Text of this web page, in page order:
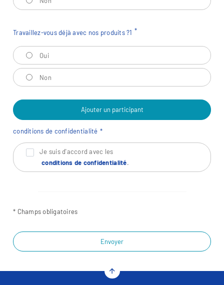
Ajouter un participant
Travaillez-vous déjà avec nos produits ?1
Oui
Non
conditions de confidentialité
Je suis d'accord avec les
conditions de confidentialité.
* Champs obligatoires
Envoyer
arrow_upward